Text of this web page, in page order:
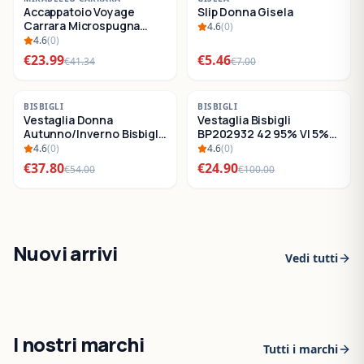
SALDI
Accappatoio Voyage
Carrara Microspugna
Cotone
4.6(0)
€23.99€41.34
SALDI
Slip Donna Gisela
4.6(0)
€5.46€7.00
-30 %
SALDI
BISBIGLI
Vestaglia Donna
Autunno/Inverno Bisbigli
BO288632
4.6(0)
€37.80€54.00
-75 %
SALDI
BISBIGLI
Vestaglia Bisbigli
BP202932 42 95% VI 5%
EA4.6(0)
€24.90€100.00
Nuovi arrivi Vedi tutti
I nostri marchi Tutti i marchi